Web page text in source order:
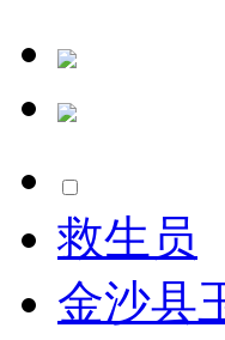
救生员
金沙县